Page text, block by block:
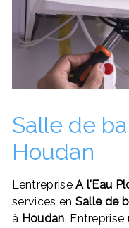
Salle de
Houdan
L’entrepriseA l'Eau
services en Salle de
à Houdan. Entreprise